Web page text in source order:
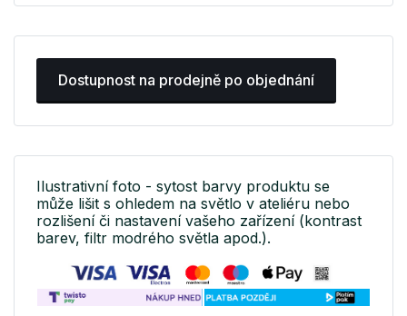
Dostupnost na prodejně po objednání
Ilustrativní foto - sytost barvy produktu se
může lišit s ohledem na světlo v ateliéru nebo
rozlišení či nastavení vašeho zařízení (kontrast
barev, filtr modrého světla apod.).